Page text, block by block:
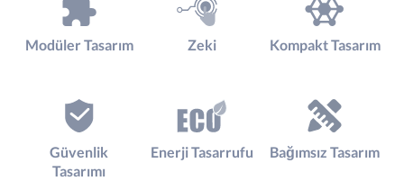
Modüler Tasarım Zeki Kompakt Tasarım
Güvenlik
Tasarımı
Enerji Tasarrufu Bağımsız Tasarım